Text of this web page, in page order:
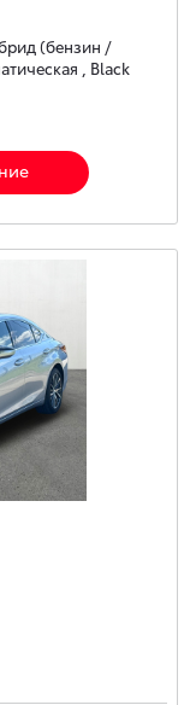
(бензин /
, Black